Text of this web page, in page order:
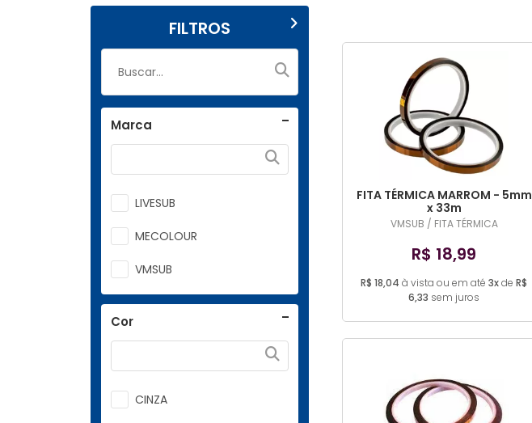
FILTROS
Marca
LIVESUB
MECOLOUR
VMSUB
Cor
CINZA
FITA TÉRMICA MARROM - 5mm
x 33m
VMSUB / FITA TÉRMICA
R$ 18,99
R$ 18,04 à vista ou em até 3xde R$
6,33 sem juros